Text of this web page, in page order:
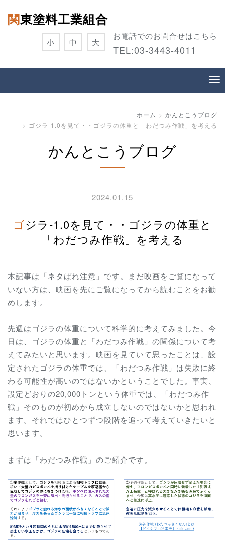
関東塗料工業組合
お電話でのお問合せはこちら
TEL:03-3443-4011
小 中 大
ホーム
かんとこうブログ
ゴジラ-1.0を見て・・ゴジラの体重と「わだつみ作戦」を考える
かんとこうブログ
2024.01.15
ゴジラ-1.0を見て・・ゴジラの体重と
「わだつみ作戦」を考える
本記事は「ネタばれ注意」です。まだ映画をご覧になって
いない方は、映画を先にご覧になってから読むことをお勧
めします。
先週はゴジラの体重について科学的に考えてみました。今
日は、ゴジラの体重と「わだつみ作戦」の関係について考
えてみたいと思います。映画を見ていて思ったことは、設
定されたゴジラの体重では、「わだつみ作戦」は失敗に終
わる可能性が高いのではないかということでした。事実、
設定どおりの20,000トンという体重では、「わだつみ作
戦」そのものが初めから成立しないのではないかと思われ
ます。それではひとつずつ段階を追って考えていきたいと
思います。
まずは「わだつみ作戦」のご紹介です。